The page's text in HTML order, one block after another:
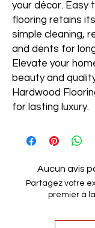
your décor. Easy
flooring retains
simple cleaning,
and dents for
Elevate your
beauty and
Hardwood
for lasting luxury.
Aucun avis
Partagez votre
premier à